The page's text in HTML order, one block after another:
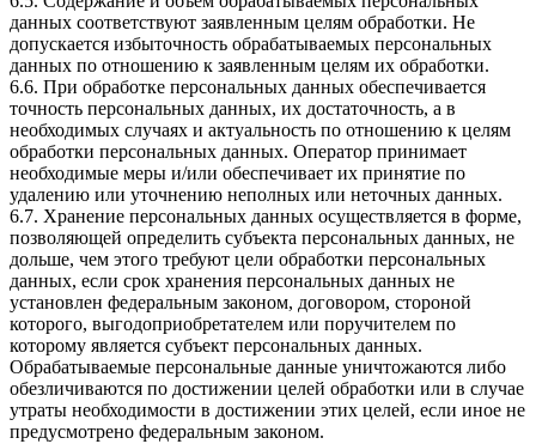
данных соответствуют заявленным целям обработки. Не
допускается избыточность обрабатываемых персональных
данных по отношению к заявленным целям их обработки.
6.6. При обработке персональных данных обеспечивается
точность персональных данных, их достаточность, а в
необходимых случаях и актуальность по отношению к целям
обработки персональных данных. Оператор принимает
необходимые меры и/или обеспечивает их принятие по
удалению или уточнению неполных или неточных данных.
6.7. Хранение персональных данных осуществляется в форме,
позволяющей определить субъекта персональных данных, не
дольше, чем этого требуют цели обработки персональных
данных, если срок хранения персональных данных не
установлен федеральным законом, договором, стороной
которого, выгодоприобретателем или поручителем по
которому является субъект персональных данных.
Обрабатываемые персональные данные уничтожаются либо
обезличиваются по достижении целей обработки или в случае
утраты необходимости в достижении этих целей, если иное не
предусмотрено федеральным законом.